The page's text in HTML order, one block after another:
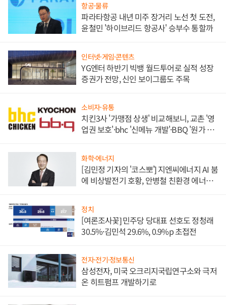
항공·물류
파라타항공 내년 미주 장거리 노선 첫 도전,
윤철민 '하이브리드 항공사' 승부수 통할까
인터넷·게임·콘텐츠
YG엔터 하반기 빅뱅 월드투어로 실적 성장
증권가 전망, 신인 보이그룹도 주목
소비자·유통
치킨3사 '가맹점 상생' 비교해보니, 교촌 '영
업권 보호'·bhc '신메뉴 개발'·BBQ '원가 부
화학·에너지
[김민정 기자의 '코스뽀'] 지엔씨에너지 AI 붐
에 비상발전기 호황, 안병철 친환경 에너지
정치
[여론조사꽃] 민주당 당대표 선호도 정청래
30.5%·김민석 29.6%, 0.9%p 초접전
전자·전기·정보통신
삼성전자, 미국 오크리지국립연구소와 극저
온 히트펌프 개발하기로